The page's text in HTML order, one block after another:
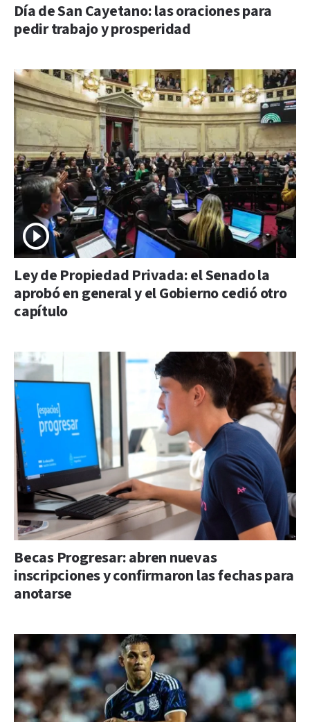
Día de San Cayetano: las oraciones para
pedir trabajo y prosperidad
Ley de Propiedad Privada: el Senado la
aprobó en general y el Gobierno cedió otro
capítulo
Becas Progresar: abren nuevas
inscripciones y confirmaron las fechas para
anotarse